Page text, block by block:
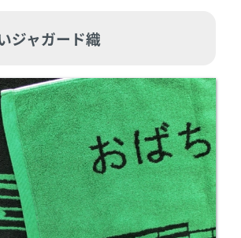
ジャガード織